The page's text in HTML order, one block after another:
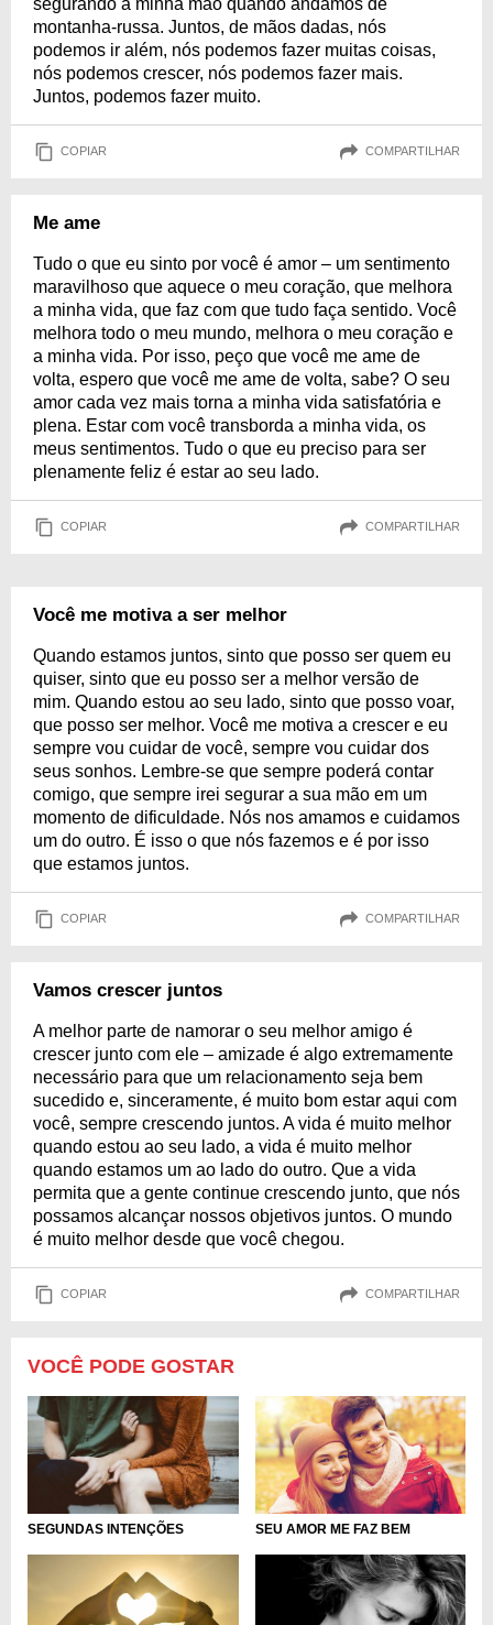
montanha-russa. Juntos, de mãos dadas, nós
podemos ir além, nós podemos fazer muitas coisas,
nós podemos crescer, nós podemos fazer mais.
Juntos, podemos fazer muito.
COPIAR COMPARTILHAR
Me ame
Tudo o que eu sinto por você é amor – um sentimento
maravilhoso que aquece o meu coração, que melhora
a minha vida, que faz com que tudo faça sentido. Você
melhora todo o meu mundo, melhora o meu coração e
a minha vida. Por isso, peço que você me ame de
volta, espero que você me ame de volta, sabe? O seu
amor cada vez mais torna a minha vida satisfatória e
plena. Estar com você transborda a minha vida, os
meus sentimentos. Tudo o que eu preciso para ser
plenamente feliz é estar ao seu lado.
COPIAR COMPARTILHAR
Você me motiva a ser melhor
Quando estamos juntos, sinto que posso ser quem eu
quiser, sinto que eu posso ser a melhor versão de
mim. Quando estou ao seu lado, sinto que posso voar,
que posso ser melhor. Você me motiva a crescer e eu
sempre vou cuidar de você, sempre vou cuidar dos
seus sonhos. Lembre-se que sempre poderá contar
comigo, que sempre irei segurar a sua mão em um
momento de dificuldade. Nós nos amamos e cuidamos
um do outro. É isso o que nós fazemos e é por isso
que estamos juntos.
COPIAR COMPARTILHAR
Vamos crescer juntos
A melhor parte de namorar o seu melhor amigo é
crescer junto com ele – amizade é algo extremamente
necessário para que um relacionamento seja bem
sucedido e, sinceramente, é muito bom estar aqui com
você, sempre crescendo juntos. A vida é muito melhor
quando estou ao seu lado, a vida é muito melhor
quando estamos um ao lado do outro. Que a vida
permita que a gente continue crescendo junto, que nós
possamos alcançar nossos objetivos juntos. O mundo
é muito melhor desde que você chegou.
COPIAR COMPARTILHAR
VOCÊ PODE GOSTAR
SEGUNDAS INTENÇÕES SEU AMOR ME FAZ BEM